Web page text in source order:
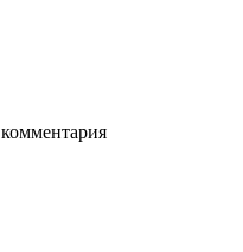
комментария